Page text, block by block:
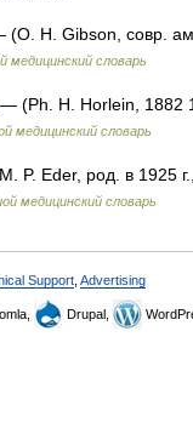
(О. H. Gibson, совр.
медицинский словарь
— (Ph. Н. Horlein, 1882
медицинский словарь
P. Eder, род. в 1925
медицинский словарь
Support Advertising
Drupal,